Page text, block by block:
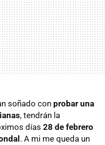
soñado con probar una
, tendrán la
días 28 de febrero
. A mi me queda un